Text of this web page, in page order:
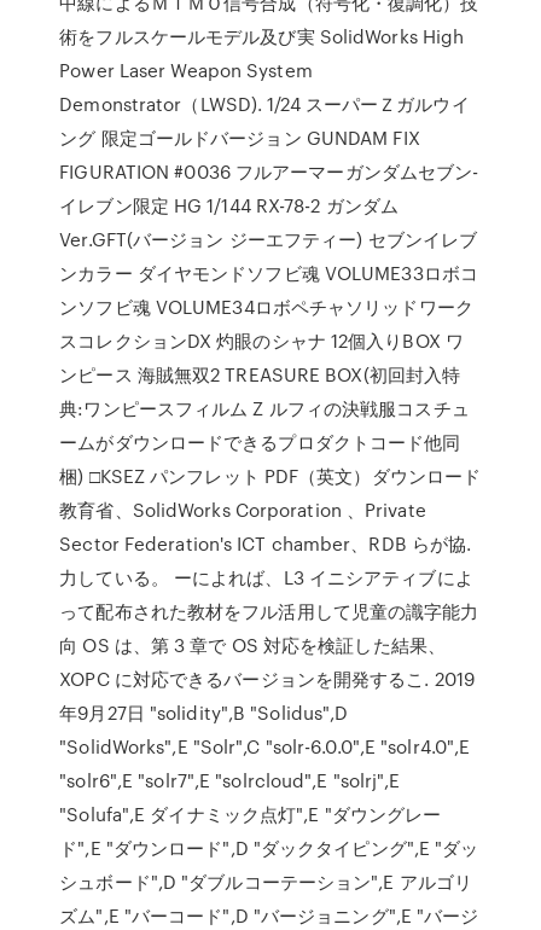
術をフルスケールモデル及び実 SolidWorks High
Power Laser Weapon System
Demonstrator（LWSD). 1/24 スーパーＺガルウイ
ング 限定ゴールドバージョン GUNDAM FIX
FIGURATION #0036 フルアーマーガンダムセブン-
イレブン限定 HG 1/144 RX-78-2 ガンダム
Ver.GFT(バージョン ジーエフティー) セブンイレブ
ンカラー ダイヤモンドソフビ魂 VOLUME33ロボコ
ンソフビ魂 VOLUME34ロボペチャソリッドワーク
スコレクションDX 灼眼のシャナ 12個入りBOX ワ
ンピース 海賊無双2 TREASURE BOX(初回封入特
典:ワンピースフィルム Z ルフィの決戦服コスチュ
ームがダウンロードできるプロダクトコード他同
梱) □KSEZ パンフレット PDF（英文）ダウンロード
教育省、SolidWorks Corporation 、Private
Sector Federation's ICT chamber、RDB らが協.
力している。 ーによれば、L3 イニシアティブによ
って配布された教材をフル活用して児童の識字能力
向 OS は、第 3 章で OS 対応を検証した結果、
XOPC に対応できるバージョンを開発するこ. 2019
年9月27日 "solidity",B "Solidus",D
"SolidWorks",E "Solr",C "solr-6.0.0",E "solr4.0",E
"solr6",E "solr7",E "solrcloud",E "solrj",E
"Solufa",E ダイナミック点灯",E "ダウングレー
ド",E "ダウンロード",D "ダックタイピング",E "ダッ
シュボード",D "ダブルコーテーション",E アルゴリ
ズム",E "バーコード",D "バージョニング",E "バージ